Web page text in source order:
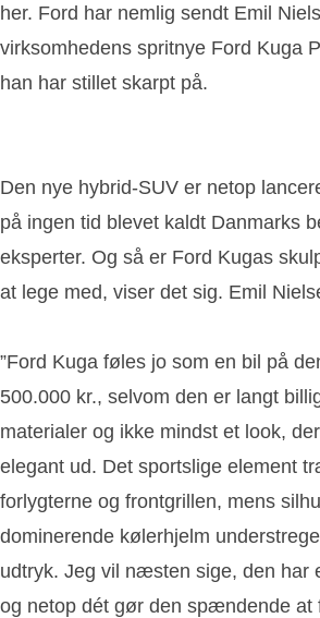
her. Ford har nemlig sendt Emil
virksomhedens spritnye Ford Kuga
han har stillet skarpt på.
Den nye hybrid-SUV er netop
på ingen tid blevet kaldt Danmarks
eksperter. Og så er Ford Kugas
at lege med, viser det sig. Emil
”Ford Kuga føles jo som en bil på
500.000 kr., selvom den er langt
materialer og ikke mindst et look,
elegant ud. Det sportslige element
forlygterne og frontgrillen, mens
dominerende kølerhjelm
udtryk. Jeg vil næsten sige, den har
og netop dét gør den spændende at